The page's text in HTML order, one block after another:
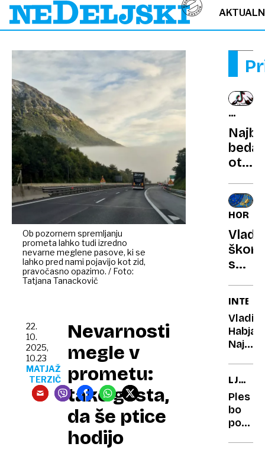
Ob pozornem spremljanju
prometa lahko tudi izredno
nevarne meglene pasove, ki se
lahko pred nami pojavijo kot zid,
pravočasno opazimo. / Foto:
Tatjana Tanackovič
Nevarnosti
megle v
prometu:
tako gosta,
da še ptice
hodijo
22.
10.
2025,
10.23
MATJAŽ
TERZIČ
vseh
ki
bega
se
v
so
ljudje,
ki
se
jih
vsi
Habjan:
ko
stopim
na
gorski
V
RITMU
PLESA
Ples
bo